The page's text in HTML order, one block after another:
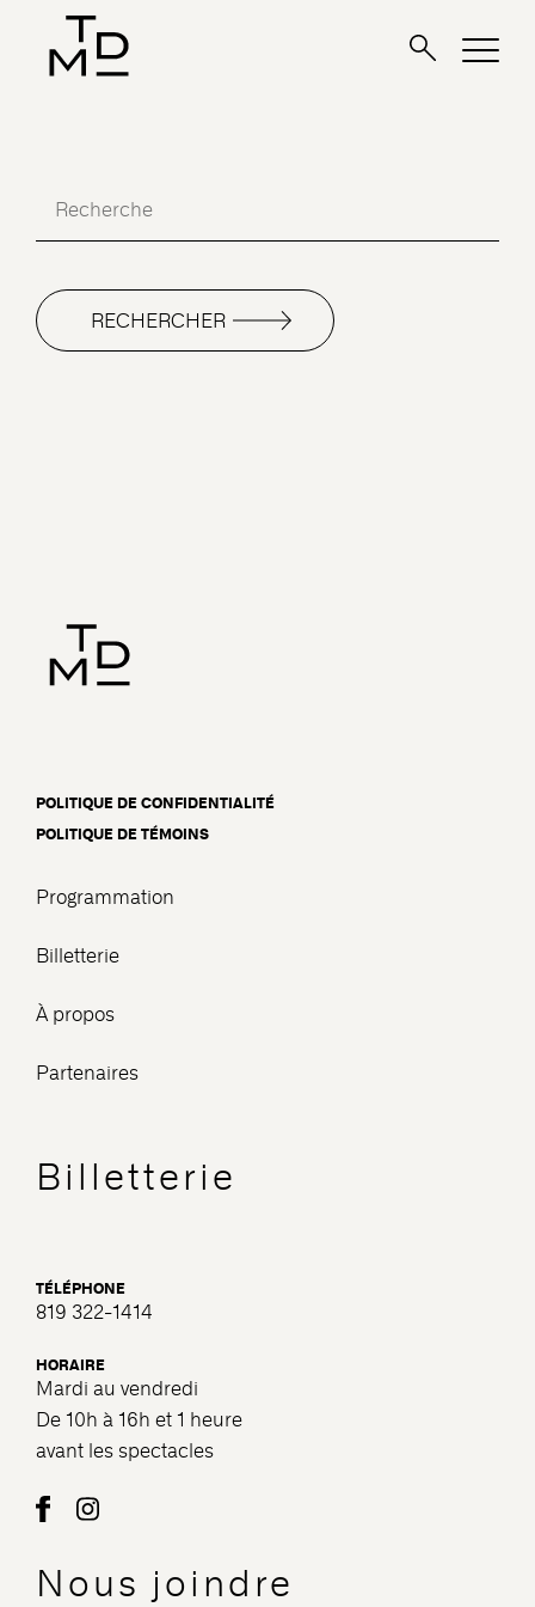
Programmation
Billetterie
À propos
Partenaires
Billetterie
TÉLÉPHONE
819 322-1414
HORAIRE
Mardi au vendredi
De 10h à 16h et 1 heure
avant les spectacles
Nous joindre
POLITIQUE DE CONFIDENTIALITÉ
POLITIQUE DE TÉMOINS